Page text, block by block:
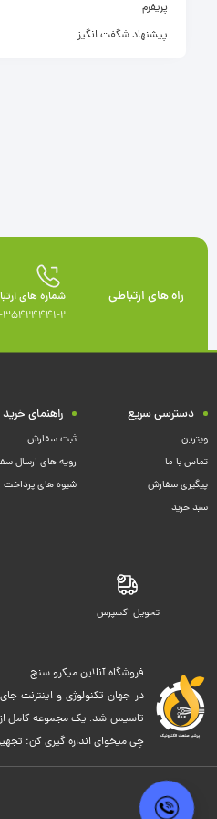
پریفرم
پیشنهاد شگفت انگیز
راه های ارتباطی
شماره های
35424441-2
دسترسی سریع
ویترین
تماس با ما
پیگیری سفارش
سبد خرید
راهنمای خرید
ثبت سفارش
رویه های ارسال
شیوه های پرداخت
تحویل اکسپرس
فروشگاه آنلاین میکرو سنج
در جهان تکنولوژی و اینترنت
تاسیس شد. یک مجموعه کامل از
چی میخوای اندازه گیری کن؛